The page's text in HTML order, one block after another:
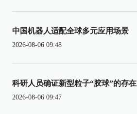
中国机器人适配全球多元应用场景
2026-08-06 09:48
科研人员确证新型粒子“胶球”的存在
2026-08-06 09:47